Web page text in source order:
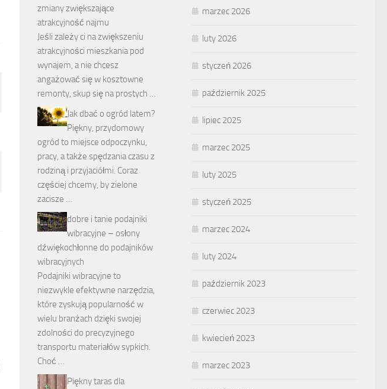
marzec 2026
luty 2026
styczeń 2026
październik 2025
lipiec 2025
marzec 2025
luty 2025
styczeń 2025
marzec 2024
luty 2024
październik 2023
czerwiec 2023
kwiecień 2023
marzec 2023
zmiany zwiększające
atrakcyjność najmu
Jeśli zależy ci na zwiększeniu
atrakcyjności mieszkania pod
wynajem, a nie chcesz
angażować się w kosztowne
remonty, skup się na prostych …
Jak dbać o ogród latem?
Piękny, przydomowy
ogród to miejsce odpoczynku,
pracy, a także spędzania czasu z
rodziną i przyjaciółmi. Coraz
częściej chcemy, by zielone
zacisze …
dobre i tanie podajniki
wibracyjne – osłony
dźwiękochłonne do podajników
wibracyjnych
Podajniki wibracyjne to
niezwykle efektywne narzędzia,
które zyskują popularność w
wielu branżach dzięki swojej
zdolności do precyzyjnego
transportu materiałów sypkich.
Choć …
Piękny taras dla